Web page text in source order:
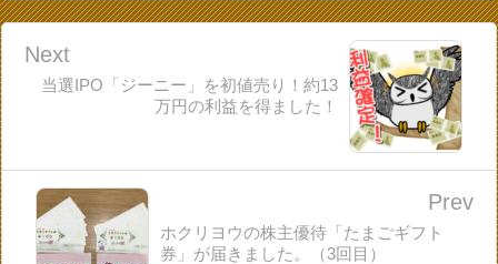
当選IPO「ジーニー」を初値売り！約13
万円の利益を得ました！
Next
ホクリヨウの株主優待「たまごギフト
券」が届きました。（3回目）
Prev